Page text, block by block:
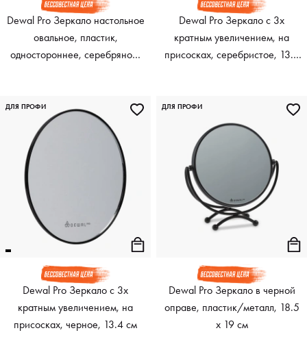
Dewal Pro Зеркало настольное
овальное, пластик,
одностороннее, серебряное,
Dewal Pro Зеркало с 3х
кратным увеличением, на
присосках, серебристое, 13.4
Dewal Pro Зеркало с 3х
кратным увеличением, на
присосках, черное, 13.4 см
ДЛЯ ПРОФИ
Dewal Pro Зеркало в черной
оправе, пластик/металл, 18.5
х 19 см
ДЛЯ ПРОФИ